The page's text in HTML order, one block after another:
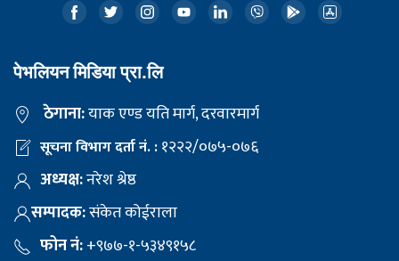
पेभलियन मिडिया प्रा.लि
ठेगाना:याक एण्ड यति मार्ग, दरवारमार्ग
सूचना विभाग दर्ता नं. :१२२२/०७५-०७६
अध्यक्ष:नरेश श्रेष्ठ
सम्पादक:संकेत कोईराला
फोन नं:+९७७-१-५३४९१५८